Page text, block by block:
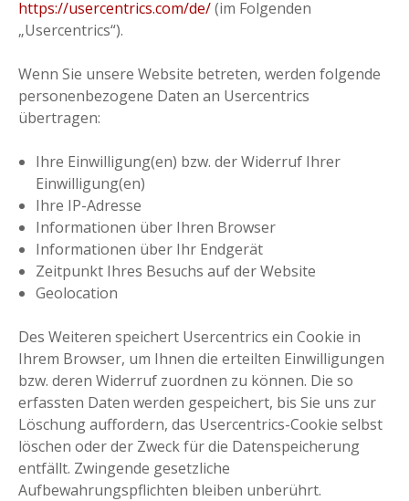
https://usercentrics.com/de/(im Folgenden
„Usercentrics“).
Wenn Sie unsere Website betreten, werden folgende
personenbezogene Daten an Usercentrics
übertragen:
Ihre Einwilligung(en) bzw. der Widerruf Ihrer
Einwilligung(en)
Ihre IP-Adresse
Informationen über Ihren Browser
Informationen über Ihr Endgerät
Zeitpunkt Ihres Besuchs auf der Website
Geolocation
Des Weiteren speichert Usercentrics ein Cookie in
Ihrem Browser, um Ihnen die erteilten Einwilligungen
bzw. deren Widerruf zuordnen zu können. Die so
erfassten Daten werden gespeichert, bis Sie uns zur
Löschung auffordern, das Usercentrics-Cookie selbst
löschen oder der Zweck für die Datenspeicherung
entfällt. Zwingende gesetzliche
Aufbewahrungspflichten bleiben unberührt.